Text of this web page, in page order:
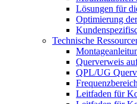
Lösungen für
Optimierung
Technische
Querverweis
QPL/UG
Leitfaden für